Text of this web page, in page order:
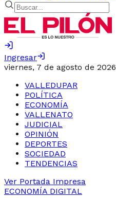
Ingresar
viernes, 7 de agosto de 2026
VALLEDUPAR
POLÍTICA
ECONOMÍA
VALLENATO
JUDICIAL
OPINIÓN
DEPORTES
SOCIEDAD
TENDENCIAS
Ver Portada Impresa
ECONOMÍA DIGITAL